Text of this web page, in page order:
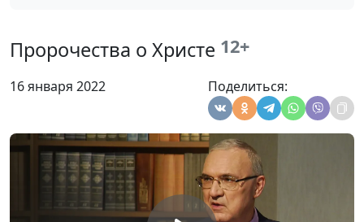
Пророчества о Христе 12+
16 января 2022 Поделиться:
Второй шанс царя Езекии
Алексей Дедов,
священнослужитель,
магистр молодежного
служения
Царь Езекия: исцеление от
смертельной болезни
Юлия Синицына,
Алексей Дедов,
священнослужитель,